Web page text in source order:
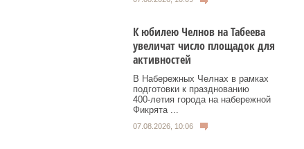
К юбилею Челнов на Табеева
увеличат число площадок для
активностей
В Набережных Челнах в рамках
подготовки к празднованию
400‑летия города на набережной
Фикрята ...
07.08.2026, 10:06